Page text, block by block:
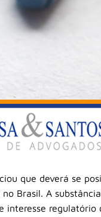
que deverá se
Brasil. A